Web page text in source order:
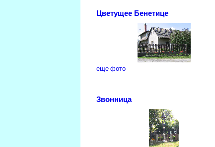
Цветущее Бенетице
еще фото
Звонница